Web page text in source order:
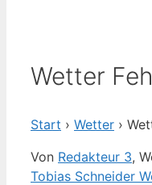
Wetter
Start › Wetter ›
Von Redakteur 3,
Tobias Schneider